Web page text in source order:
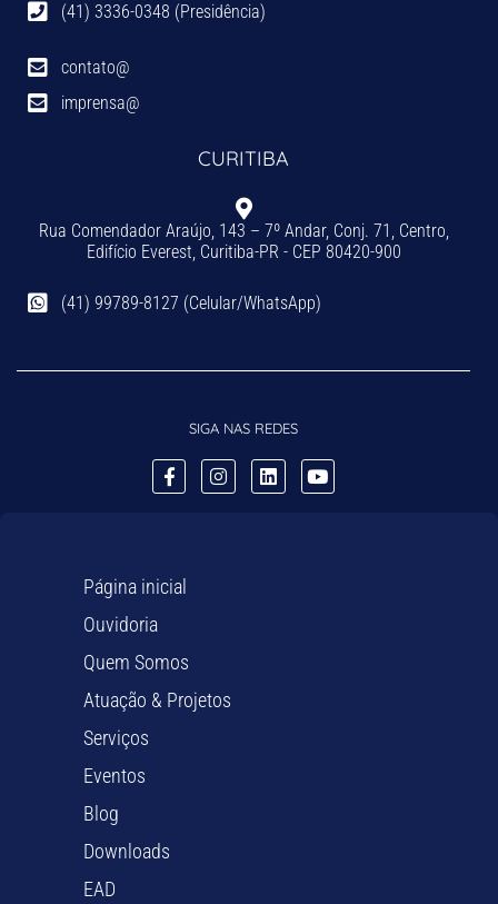
(41) 3336-0348 (Presidência)
contato@
imprensa@
CURITIBA
Rua Comendador Araújo, 143 – 7º Andar, Conj. 71, Centro,
Edifício Everest, Curitiba-PR - CEP 80420-900
(41) 99789-8127 (Celular/WhatsApp)
SIGA NAS REDES
Página inicial
Ouvidoria
Quem Somos
Atuação & Projetos
Serviços
Eventos
Blog
Downloads
EAD